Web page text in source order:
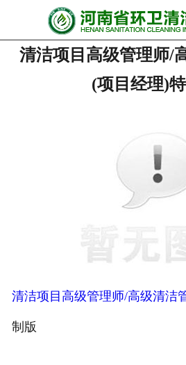
清洁项目高级管理师/
(项目经理)
清洁项目高级管理师/高级清洁
制版